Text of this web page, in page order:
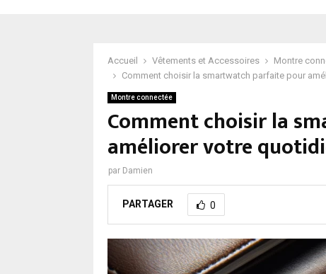
Accueil Vêtements et Accessoires
Montre
Comment choisir la smartwatch parfaite pour
Montre connectée
Comment choisir la
améliorer votre
par Damien
PARTAGER 0